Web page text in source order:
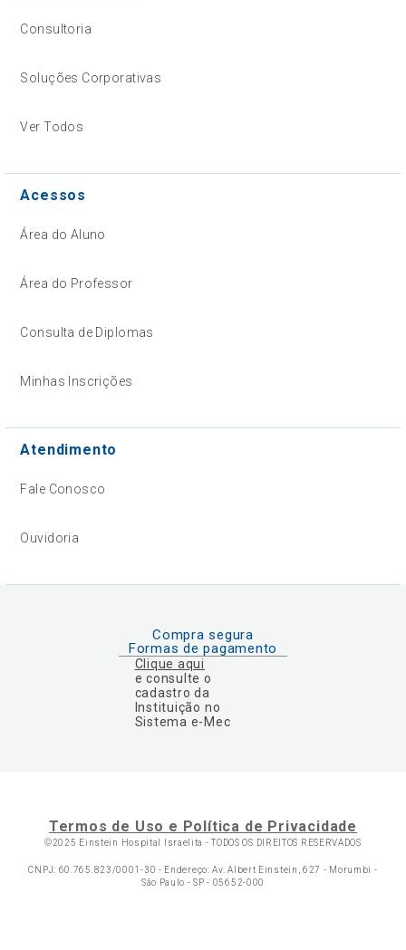
Consultoria
Soluções Corporativas
Ver Todos
Acessos
Área do Aluno
Área do Professor
Consulta de Diplomas
Minhas Inscrições
Atendimento
Fale Conosco
Ouvidoria
Compra segura
Formas de pagamento
Clique aqui
e consulte o
cadastro da
Instituição no
Sistema e-Mec
Termos de Uso e Política de Privacidade
©2025 Einstein Hospital Israelita -TODOS OS DIREITOS RESERVADOS
CNPJ: 60.765.823/0001-30 - Endereço: Av. Albert Einstein, 627 - Morumbi -
São Paulo - SP - 05652-000